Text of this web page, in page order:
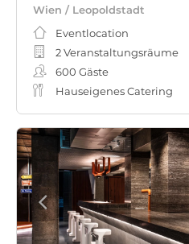
Wien / Leopoldstadt
Eventlocation
2 Veranstaltungsräume
600 Gäste
Hauseigenes Catering